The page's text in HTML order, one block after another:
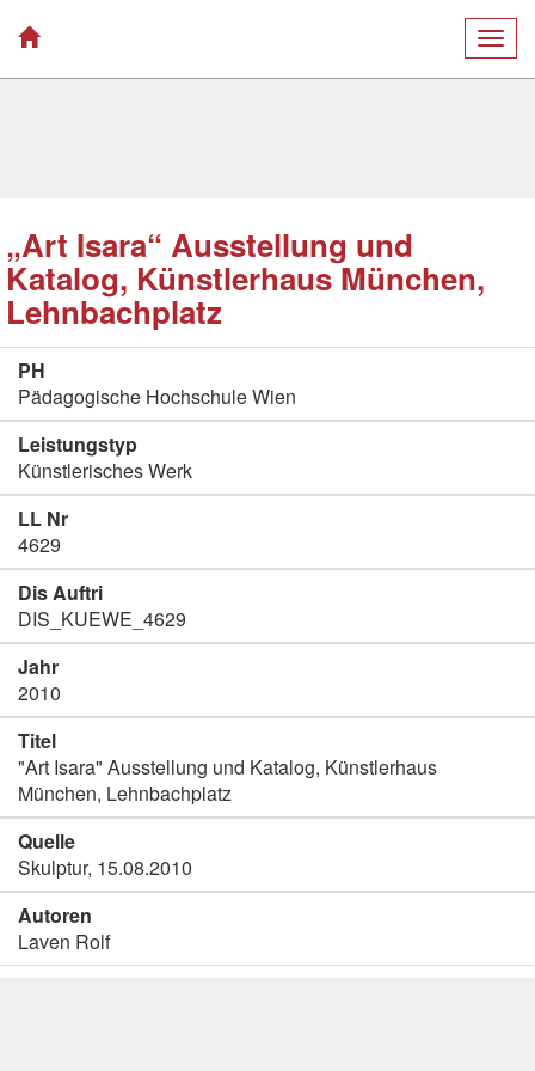
„Art Isara“ Ausstellung und
Katalog, Künstlerhaus München,
Lehnbachplatz
PH
Pädagogische Hochschule Wien
Leistungstyp
Künstlerisches Werk
LL Nr
4629
Dis Auftri
DIS_KUEWE_4629
Jahr
2010
Titel
"Art Isara" Ausstellung und Katalog, Künstlerhaus
München, Lehnbachplatz
Quelle
Skulptur, 15.08.2010
Autoren
Laven Rolf